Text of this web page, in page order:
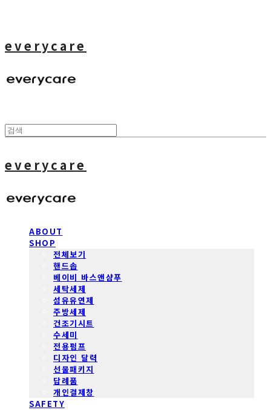
everycare
everycare
ABOUT
SHOP
전체보기
핸드솝
베이비 바스앤샴푸
세탁세제
섬유유연제
주방세제
건조기시트
수세미
전용펌프
디자인 달력
선물패키지
답례품
개인결제창
SAFETY